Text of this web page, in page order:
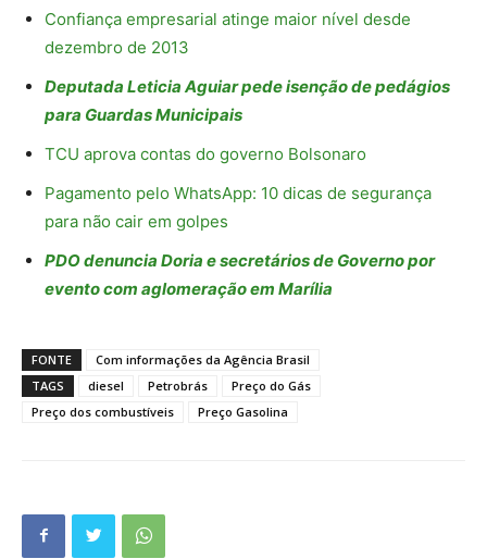
Confiança empresarial atinge maior nível desde
dezembro de 2013
Deputada Leticia Aguiar pede isenção de pedágios
para Guardas Municipais
TCU aprova contas do governo Bolsonaro
Pagamento pelo WhatsApp: 10 dicas de segurança
para não cair em golpes
PDO denuncia Doria e secretários de Governo por
evento com aglomeração em Marília
FONTE
Com informações da Agência Brasil
TAGS
diesel Petrobrás
Preço do Gás
Preço dos combustíveis
Preço Gasolina